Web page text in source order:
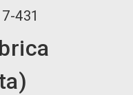
7-431